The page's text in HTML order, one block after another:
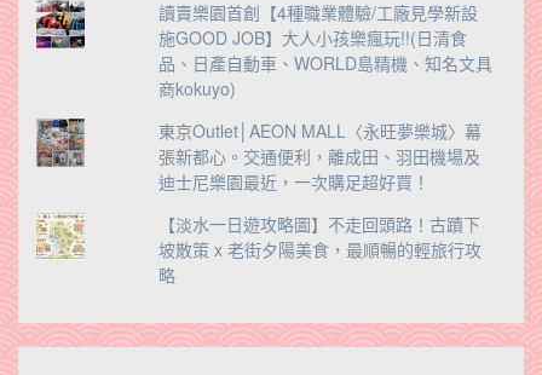
讀賣樂園首創【4種職業體驗/工廠見學新設
施GOOD JOB】大人小孩樂瘋玩!!(日清食
品、日產自動車、WORLD島精機、知名文具
商kokuyo)
東京Outlet│AEON MALL〈永旺夢樂城〉幕
張新都心。交通便利，離成田、羽田機場及
迪士尼樂園最近，一次購足超好買！
【淡水一日遊攻略圖】不走回頭路！古蹟下
坡散策 x 老街夕陽美食，最順暢的輕旅行攻
略